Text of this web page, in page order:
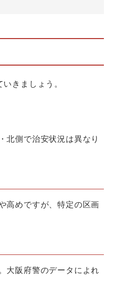
きましょう。
北側で治安状況は異なり
高めですが、特定の区画
大阪府警のデータによれ